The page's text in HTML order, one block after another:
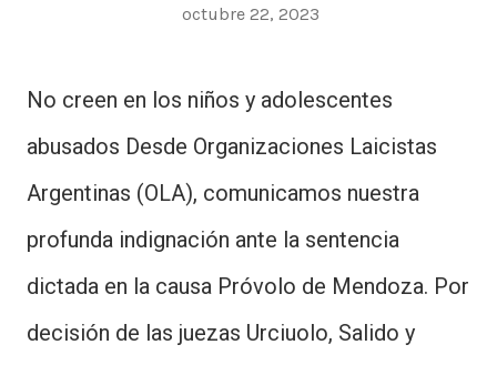
octubre 22, 2023
No creen en los niños y adolescentes
abusados Desde Organizaciones Laicistas
Argentinas (OLA), comunicamos nuestra
profunda indignación ante la sentencia
dictada en la causa Próvolo de Mendoza. Por
decisión de las juezas Urciuolo, Salido y